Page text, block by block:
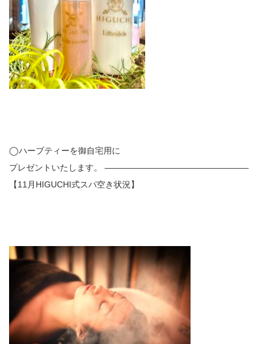
◯ハーブティーを御自宅用に
プレゼントいたします。 —————————————————
【11月HIGUCHI式スパ空き状況】